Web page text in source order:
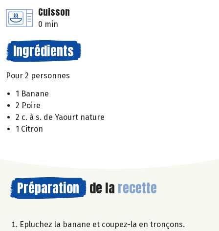
Cuisson
0 min
Ingrédients
Pour 2 personnes
1 Banane
2 Poire
2 c. à s. de Yaourt nature
1 Citron
Préparation de la recette
Epluchez la banane et coupez-la en tronçons.